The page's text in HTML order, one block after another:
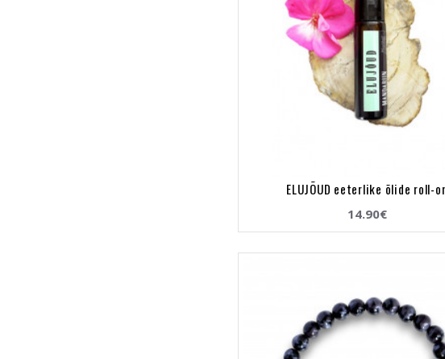
ELUJÕUD eeterlike õlide roll-
14.90€